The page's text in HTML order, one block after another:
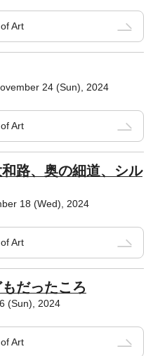
Art
24 (Sun), 2024
Art
路、奥の細道、シル
18 (Wed), 2024
Art
だったころ
(Sun), 2024
Art